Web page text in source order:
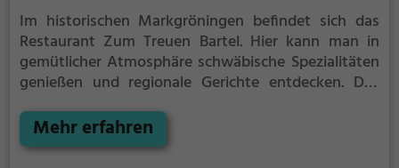
Im historischen Markgröningen befindet sich das
Restaurant Zum Treuen Bartel. Hier kann man in
gemütlicher Atmosphäre schwäbische Spezialitäten
genießen und regionale Gerichte entdecken. Das
Jahrhundert und bietet einen malerischen Blick auf
den historischen Markt. Die Zimmer sind liebevoll
Mehr erfahren